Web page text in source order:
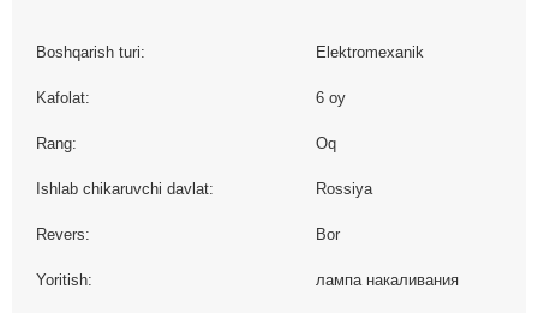
Boshqarish turi: Elektromexanik
Kafolat: 6 oy
Rang: Oq
Ishlab chikaruvchi davlat: Rossiya
Revers: Bor
Yoritish: лампа накаливания